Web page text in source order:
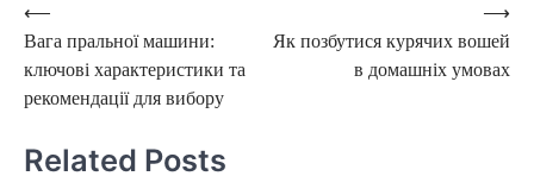
Post
navigation
⟵
Вага пральної машини:
ключові характеристики та
рекомендації для вибору
Як позбутися курячих вошей
в домашніх умовах
⟶
Related Posts